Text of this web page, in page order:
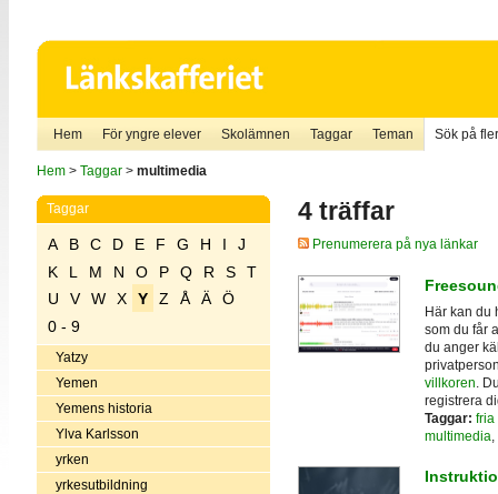
Hem För yngre elever Skolämnen Taggar Teman Sök på
Hem> Taggar> multimedia
Taggar
A B C D E F G H I
J
K
L M N O P Q R S
T
U
V W X Y Z Å Ä
Ö
0 - 9
Yatzy
Yemen
Yemens historia
Ylva Karlsson
yrken
yrkesutbildning
4 träffar
Prenumerera på nya länkar
Här kan du
som du får
du anger
villkoren .
registrera
Taggar: fria
multimedia